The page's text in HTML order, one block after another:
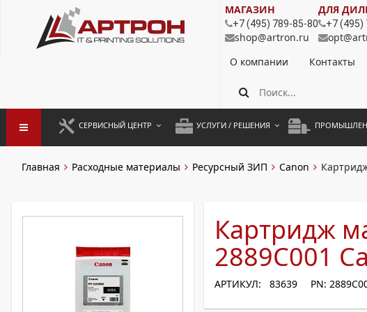
МАГАЗИН
+7 (495) 789-85-80
shop@artron.ru
ДЛЯ
+7 (495)
О компании
Контакты
СЕРВИСНЫЙ ЦЕНТР
ПРОФИЛАКТИКА И ТО
РАЗОВЫЕ РЕМОНТЫ
УСЛУГИ / РЕШЕНИЯ
АРЕНДА ОБОРУДОВАНИЯ
Главная Расходные материалы Ресурсный ЗИП Canon
Картридж
2889C001
АРТИКУЛ: 83639 PN: